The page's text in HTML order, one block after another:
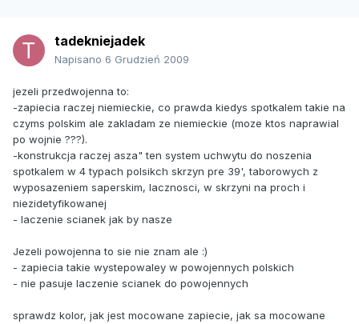
tadekniejadek
Napisano 6 Grudzień 2009
jezeli przedwojenna to:
-zapiecia raczej niemieckie, co prawda kiedys spotkalem takie na
czyms polskim ale zakladam ze niemieckie (moze ktos naprawial
po wojnie ???).
-konstrukcja raczej asza" ten system uchwytu do noszenia
spotkalem w 4 typach polsikch skrzyn pre 39', taborowych z
wyposazeniem saperskim, lacznosci, w skrzyni na proch i
niezidetyfikowanej
- laczenie scianek jak by nasze
Jezeli powojenna to sie nie znam ale :)
- zapiecia takie wystepowaley w powojennych polskich
- nie pasuje laczenie scianek do powojennych
sprawdz kolor, jak jest mocowane zapiecie, jak sa mocowane